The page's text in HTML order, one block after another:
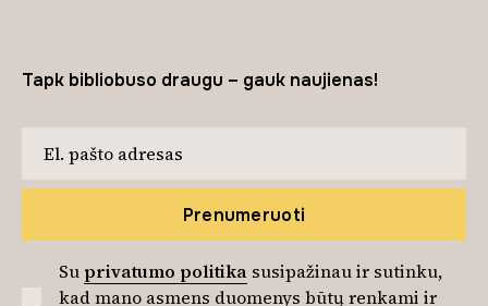
Tapk bibliobuso draugu – gauk naujienas!
Prenumeruoti
Su privatumo politika susipažinau ir sutinku,
kad mano asmens duomenys būtų renkami ir